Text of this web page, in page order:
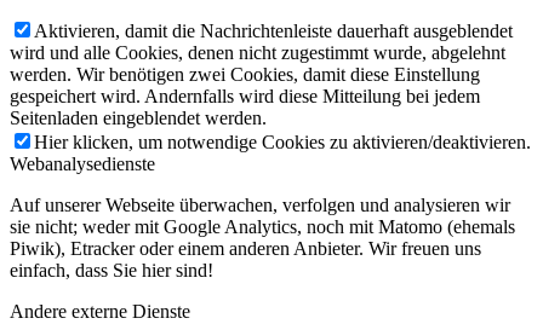
Aktivieren, damit die Nachrichtenleiste dauerhaft ausgeblendet
wird und alle Cookies, denen nicht zugestimmt wurde, abgelehnt
werden. Wir benötigen zwei Cookies, damit diese Einstellung
gespeichert wird. Andernfalls wird diese Mitteilung bei jedem
Seitenladen eingeblendet werden.
Hier klicken, um notwendige Cookies zu aktivieren/deaktivieren.
Webanalysedienste
Auf unserer Webseite überwachen, verfolgen und analysieren wir
sie nicht; weder mit Google Analytics, noch mit Matomo (ehemals
Piwik), Etracker oder einem anderen Anbieter. Wir freuen uns
einfach, dass Sie hier sind!
Andere externe Dienste